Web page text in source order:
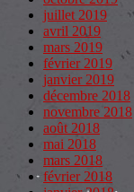
juillet 2019
avril 2019
mars 2019
février 2019
janvier 2019
décembre 2018
novembre 2018
août 2018
mai 2018
mars 2018
février 2018